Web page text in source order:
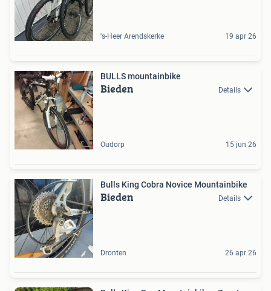
's-Heer Arendskerke 19 apr 26
BULLS mountainbike
Bieden Details
Oudorp 15 jun 26
Bulls King Cobra Novice Mountainbike
Bieden Details
Dronten 26 apr 26